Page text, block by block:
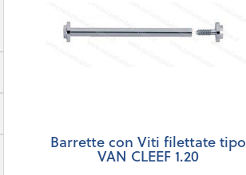
Barrette con Viti filettate tipo
VAN CLEEF 1.20